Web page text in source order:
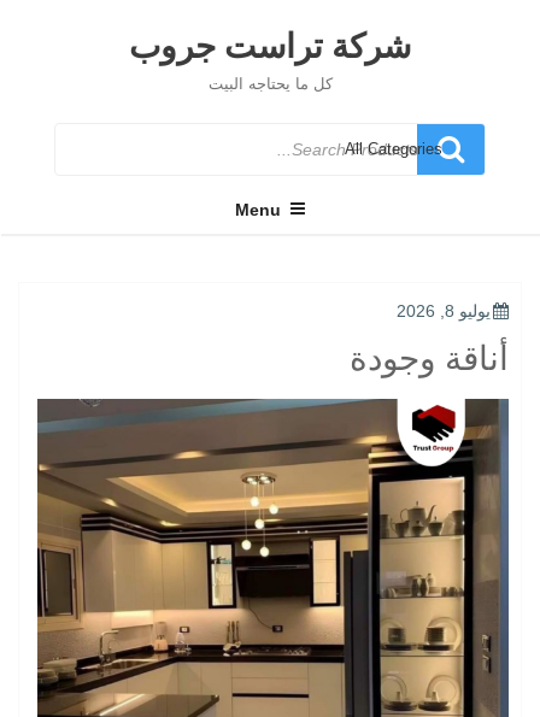
شركة تراست جروب
كل ما يحتاجه البيت
Search
for
Menu
POSTED
يوليو 8, 2026
أناقة وجودة